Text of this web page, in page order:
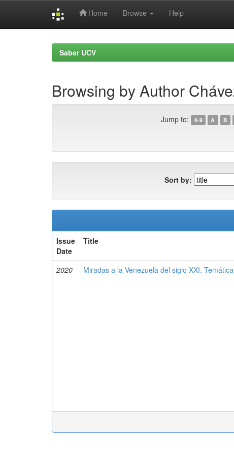
Home Browse Help
Saber UCV
Browsing by Author
Jump to: 0-9 A B
Sort by:
Issue
Date
Title
2020 Miradas a la Venezuela del siglo XXI.